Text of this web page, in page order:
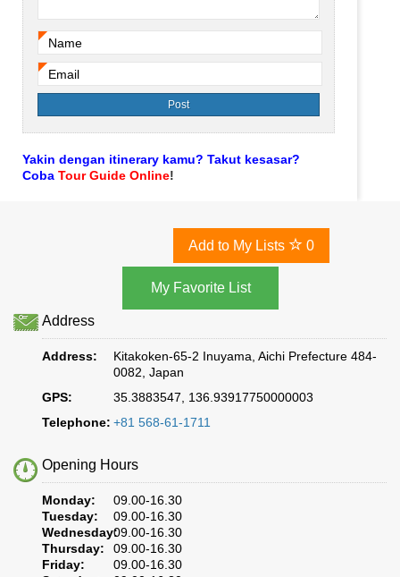
Name
Email
Yakin dengan itinerary kamu? Takut kesasar?
Coba Tour Guide Online!
Add to My Lists 0
Address
Address:
Kitakoken-65-2 Inuyama, Aichi Prefecture 484-
0082, Japan
GPS:
35.3883547, 136.93917750000003
Telephone: +81 568-61-1711
Opening Hours
Monday:
09.00-16.30
Tuesday:
09.00-16.30
Wednesday:09.00-16.30
Thursday:
09.00-16.30
Friday:
09.00-16.30